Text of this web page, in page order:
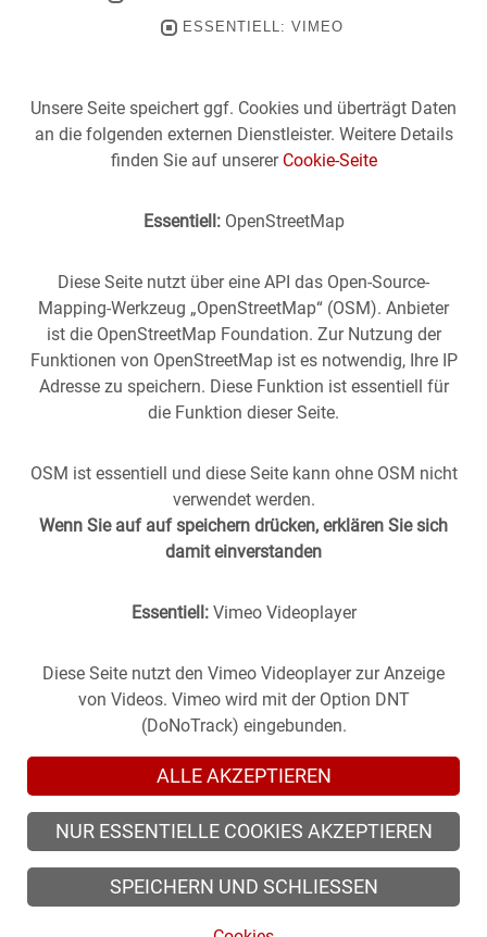
Stuttgart aus derVergangenheitin dieGegenwart
Historische Fotos aus Stuttgart im direkten Vergleich mit
zeitgenössischen Bildern.
© 2026 zeitsprung-stuttgart.de, alle Rechte vorbehalten
© 2026 Alle Rechte der Fotografen vorbehalten.
ESSENTIELL: VIMEO
Unsere Seite speichert ggf. Cookies und überträgt Daten
an die folgenden externen Dienstleister. Weitere Details
finden Sie auf unserer Cookie-Seite
Essentiell:OpenStreetMap
Diese Seite nutzt über eine API das Open-Source-
Mapping-Werkzeug „OpenStreetMap“ (OSM). Anbieter
ist die OpenStreetMap Foundation. Zur Nutzung der
Funktionen von OpenStreetMap ist es notwendig, Ihre IP
Adresse zu speichern. Diese Funktion ist essentiell für
die Funktion dieser Seite.
OSM ist essentiell und diese Seite kann ohne OSM nicht
verwendet werden.
Wenn Sie auf auf speichern drücken, erklären Sie sich
damit einverstanden
Essentiell:Vimeo Videoplayer
Diese Seite nutzt den Vimeo Videoplayer zur Anzeige
von Videos. Vimeo wird mit der Option DNT
(DoNoTrack) eingebunden.
ALLE AKZEPTIEREN
NUR ESSENTIELLE COOKIES AKZEPTIEREN
SPEICHERN UND SCHLIESSEN